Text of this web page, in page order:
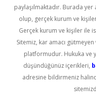
paylaşılmaktadır. Burada
olup, gerçek kurum ve
Gerçek kurum ve kişiler ile
Sitemiz, kar amacı
platformudur. Hukuka ve
düşündüğünüz içerikleri,
adresine bildirmeniz